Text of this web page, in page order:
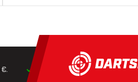
€. Expédition dans les24 heures